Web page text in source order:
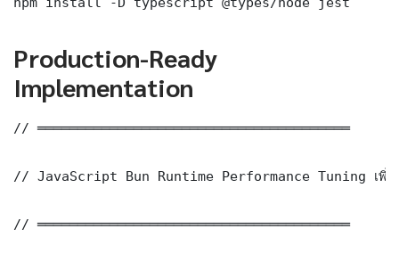
Production-Ready
Implementation
// ═══════════════════════════════════════
// JavaScript Bun Runtime Performance Tuning เพิ่
// ═══════════════════════════════════════